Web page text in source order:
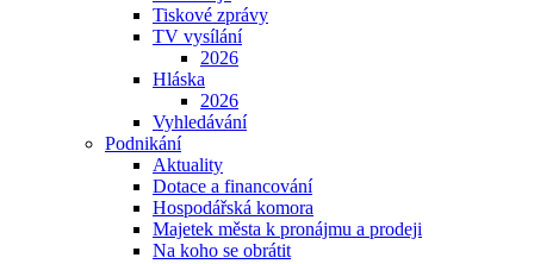
Tiskové zprávy
TV vysílání
2026
Hláska
2026
Vyhledávání
Podnikání
Aktuality
Dotace a financování
Hospodářská komora
Majetek města k pronájmu a prodeji
Na koho se obrátit